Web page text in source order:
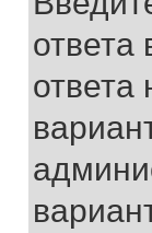
ответа
ответа